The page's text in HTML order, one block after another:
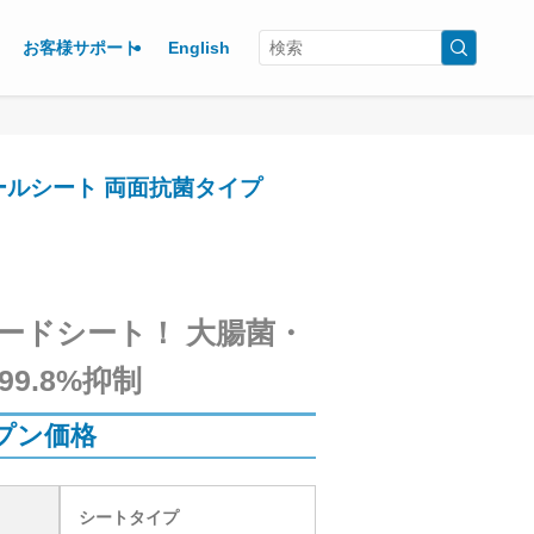
お客様サポート English
シート 両面抗菌タイプ
ドシート！ 大腸菌・
抑制
ン価格
シートタイプ